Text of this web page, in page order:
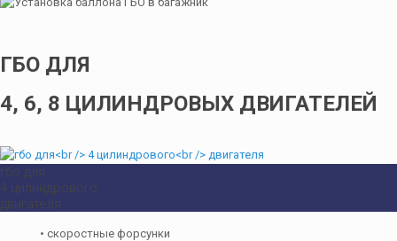
ГБО ДЛЯ
4, 6, 8 ЦИЛИНДРОВЫХ ДВИГАТЕЛЕЙ
гбо для
4 цилиндрового
двигателя
• скоростные форсунки